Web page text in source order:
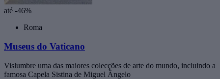
até -46%
Roma
Museus do Vaticano
Vislumbre uma das maiores colecções de arte do mundo, incluindo a
famosa Capela Sistina de Miguel Ângelo